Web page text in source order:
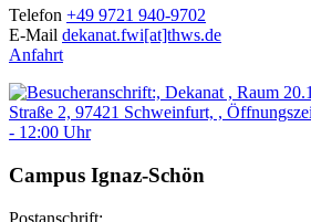
Telefon +49 9721 940-9702
E-Mail dekanat.fwi[at]thws.de
Anfahrt
Campus Ignaz-Schön
Postanschrift: